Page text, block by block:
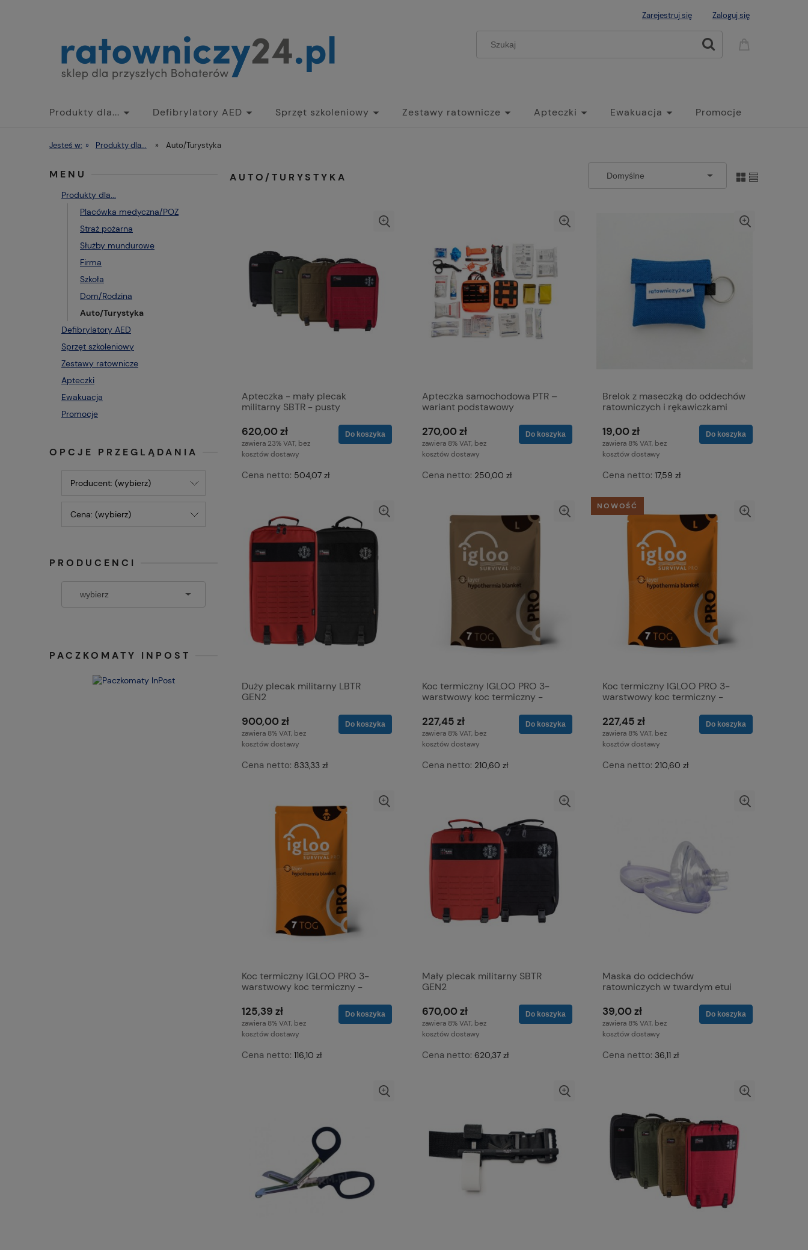
Zarejestruj się Zaloguj się
Produkty dla... Defibrylatory AED Sprzęt szkoleniowy Zestawy ratownicze Apteczki Ewakuacja Promocje
Jesteś w: » Produkty dla... » Auto/Turystyka
MENU
Produkty dla...
Placówka medyczna/POZ
Straż pożarna
Służby mundurowe
Firma
Szkoła
Dom/Rodzina
Auto/Turystyka
Defibrylatory AED
Sprzęt szkoleniowy
Zestawy ratownicze
Apteczki
Ewakuacja
Promocje
OPCJE PRZEGLĄDANIA
Producent: (wybierz)
Cena: (wybierz)
PRODUCENCI
PACZKOMATY INPOST
AUTO/TURYSTYKA
Apteczka - mały plecak
militarny SBTR - pusty
620,00 zł
zawiera 23% VAT, bez
kosztów dostawy
Cena netto: 504,07 zł
Do koszyka
Apteczka samochodowa PTR –
wariant podstawowy
270,00 zł
zawiera 8% VAT, bez
kosztów dostawy
Cena netto: 250,00 zł
Do koszyka
Brelok z maseczką do oddechów
ratowniczych i rękawiczkami
19,00 zł
zawiera 8% VAT, bez
kosztów dostawy
Cena netto: 17,59 zł
Do koszyka
Duży plecak militarny LBTR
GEN2
900,00 zł
zawiera 8% VAT, bez
kosztów dostawy
Cena netto: 833,33 zł
Do koszyka
Koc termiczny IGLOO PRO 3-
warstwowy koc termiczny -
Rozmiar L
227,45 zł
zawiera 8% VAT, bez
kosztów dostawy
Cena netto: 210,60 zł
Do koszyka
Koc termiczny IGLOO PRO 3-
warstwowy koc termiczny -
227,45 zł
zawiera 8% VAT, bez
kosztów dostawy
Cena netto: 210,60 zł
Do koszyka
NOWOŚĆ
Koc termiczny IGLOO PRO 3-
warstwowy koc termiczny -
pediatryczny (dla niemowląt)
125,39 zł
zawiera 8% VAT, bez
kosztów dostawy
Cena netto: 116,10 zł
Do koszyka
Mały plecak militarny SBTR
GEN2
670,00 zł
zawiera 8% VAT, bez
kosztów dostawy
Cena netto: 620,37 zł
Do koszyka
Maska do oddechów
ratowniczych w twardym etui
39,00 zł
zawiera 8% VAT, bez
kosztów dostawy
Cena netto: 36,11 zł
Do koszyka